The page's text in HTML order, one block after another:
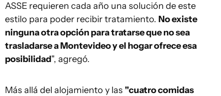
ASSE requieren cada año una solución de este
estilo para poder recibir tratamiento. No existe
ninguna otra opción para tratarse que no sea
trasladarse a Montevideo y el hogar ofrece esa
posibilidad", agregó.
Más allá del alojamiento y las "cuatro comidas